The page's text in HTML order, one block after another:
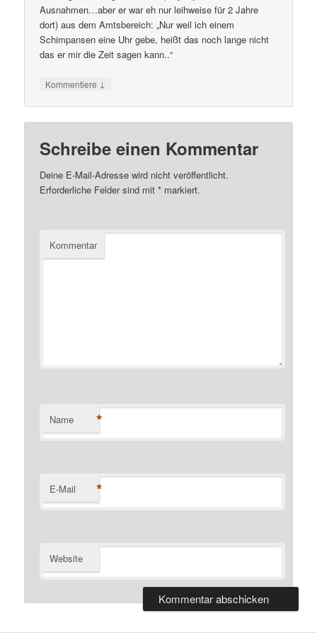
Ausnahmen…aber er war eh nur leihweise für 2 Jahre
dort) aus dem Amtsbereich: „Nur weil ich einem
Schimpansen eine Uhr gebe, heißt das noch lange nicht
das er mir die Zeit sagen kann..“
Kommentiere ↓
Schreibe einen Kommentar
Deine E-Mail-Adresse wird nicht veröffentlicht.
Erforderliche Felder sind mit* markiert.
Kommentar
Name *
E-Mail *
Website